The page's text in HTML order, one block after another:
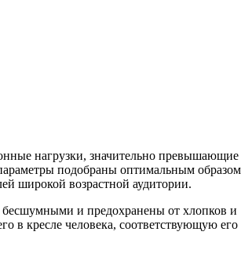
нагрузки, значительно превышающие
подобраны оптимальным образом
широкой возрастной аудитории.
и предохранены от хлопков и
в кресле человека, соответствующую его